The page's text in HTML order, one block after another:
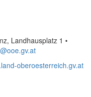
Landhausplatz 1 •
oberoesterreich.gv.at